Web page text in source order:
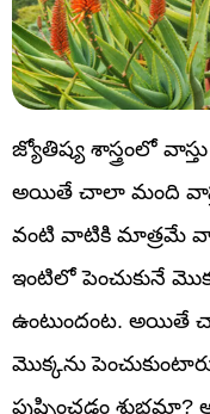
జ్యోతిష్య శాస్త్రంలో
అయితే చాలా మంది
వంటి వాటికి మాత్రమే
ఇంటిలో పెంచుకునే
ఉంటుందంట. అయితే
మొక్కను
పుష్పించడం